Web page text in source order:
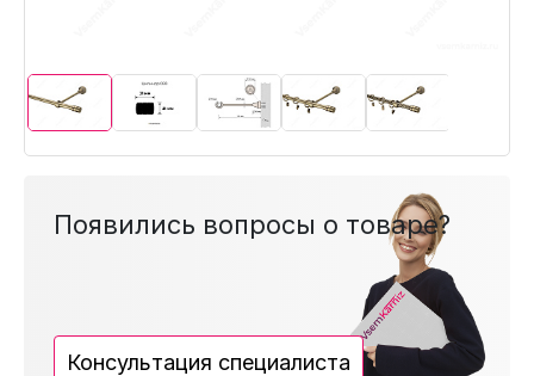
Появились вопросы о товаре?
Консультация специалиста